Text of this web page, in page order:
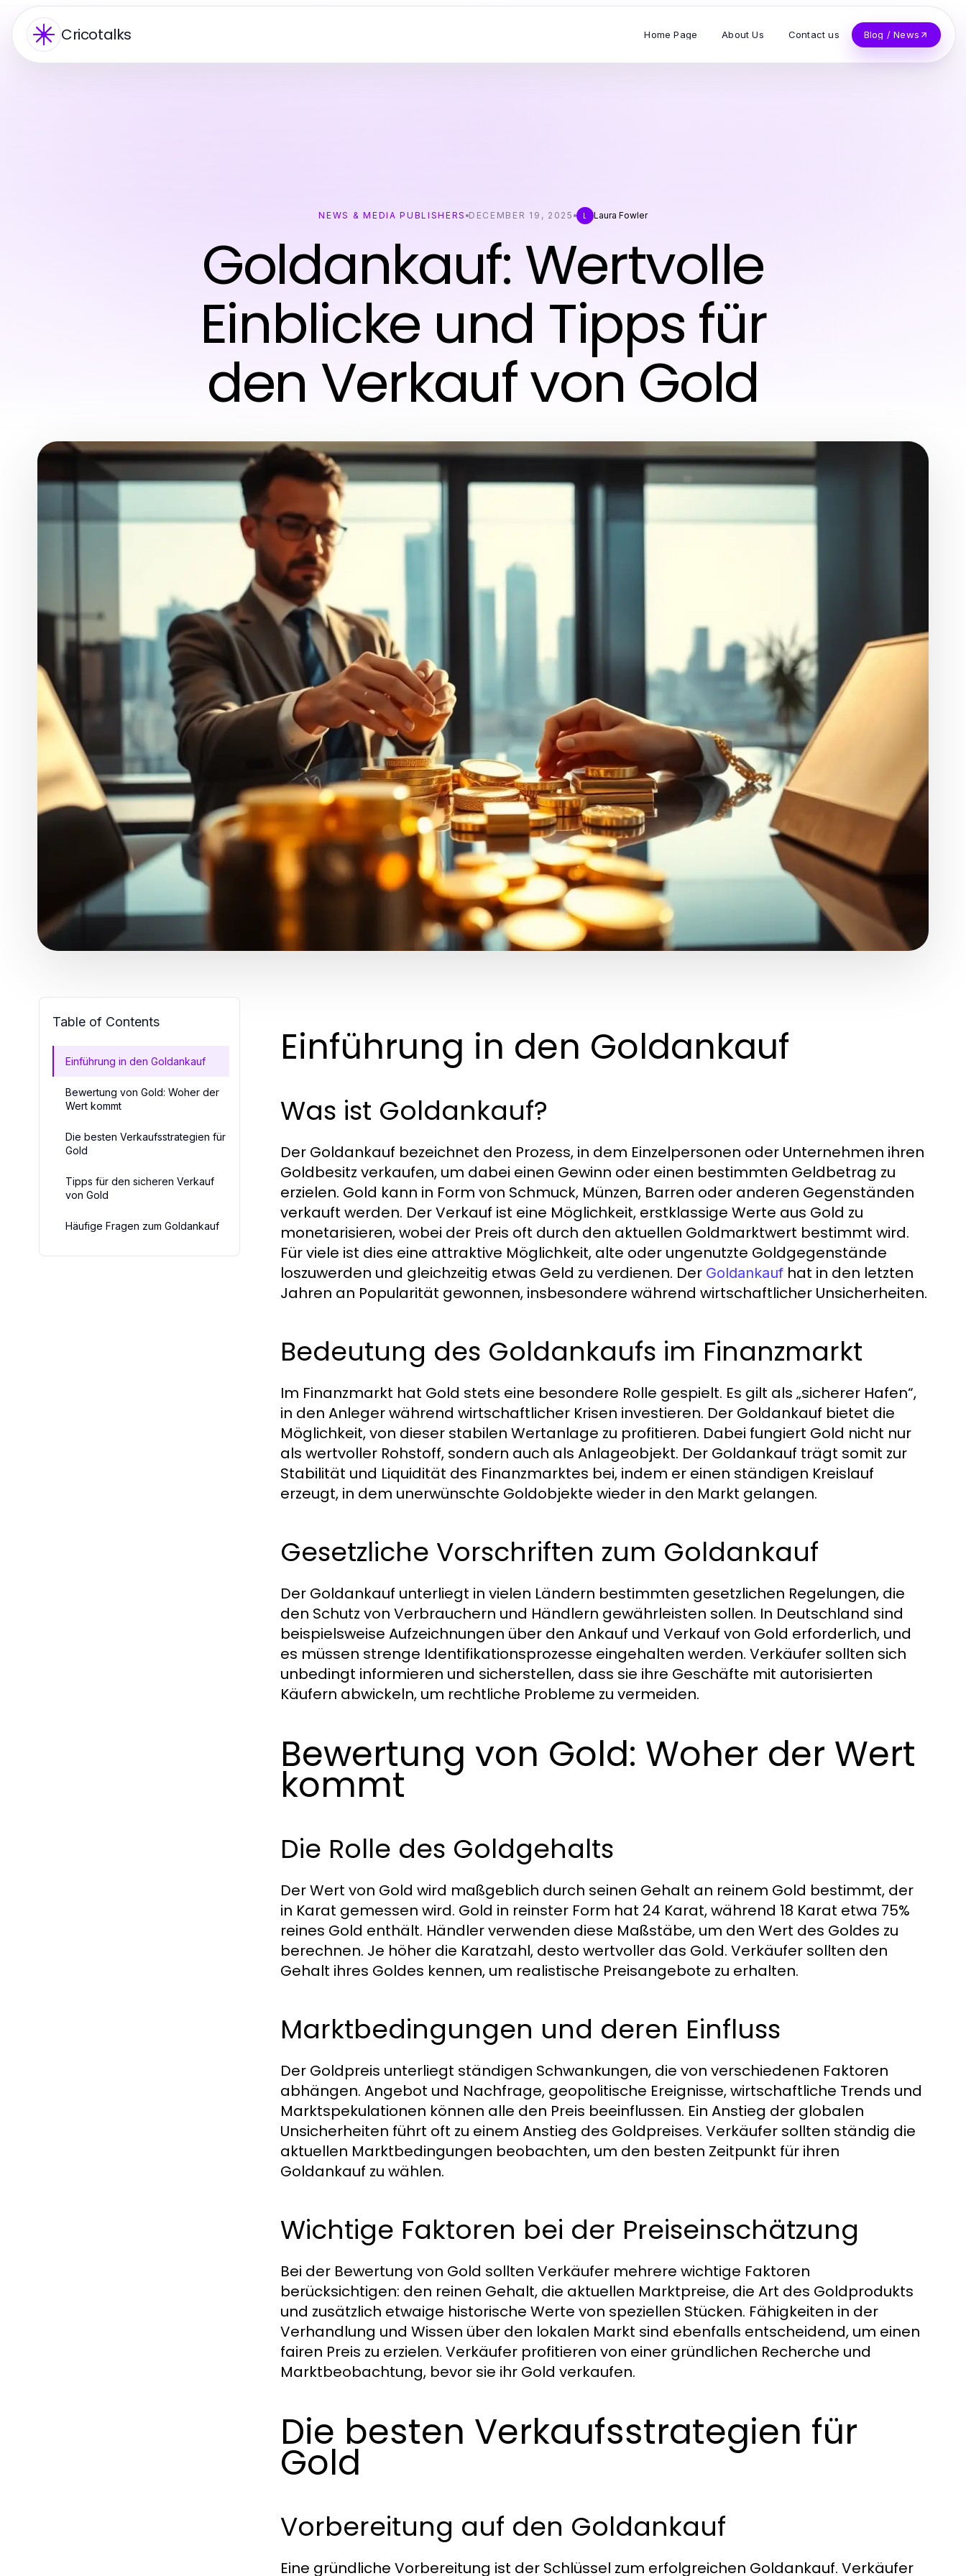
Cricotalks Home Page About Us Contact us Blog / News
NEWS & MEDIA PUBLISHERS DECEMBER 19, 2025 L Laura Fowler
Goldankauf: Wertvolle
Einblicke und Tipps für
den Verkauf von Gold
Table of Contents
Einführung in den Goldankauf
Bewertung von Gold: Woher der
Wert kommt
Die besten Verkaufsstrategien für
Gold
Tipps für den sicheren Verkauf
von Gold
Häufige Fragen zum Goldankauf
Einführung in den Goldankauf
Was ist Goldankauf?
Der Goldankauf bezeichnet den Prozess, in dem Einzelpersonen oder Unternehmen ihren
Goldbesitz verkaufen, um dabei einen Gewinn oder einen bestimmten Geldbetrag zu
erzielen. Gold kann in Form von Schmuck, Münzen, Barren oder anderen Gegenständen
verkauft werden. Der Verkauf ist eine Möglichkeit, erstklassige Werte aus Gold zu
monetarisieren, wobei der Preis oft durch den aktuellen Goldmarktwert bestimmt wird.
Für viele ist dies eine attraktive Möglichkeit, alte oder ungenutzte Goldgegenstände
loszuwerden und gleichzeitig etwas Geld zu verdienen. Der Goldankauf hat in den letzten
Jahren an Popularität gewonnen, insbesondere während wirtschaftlicher Unsicherheiten.
Bedeutung des Goldankaufs im Finanzmarkt
Im Finanzmarkt hat Gold stets eine besondere Rolle gespielt. Es gilt als „sicherer Hafen“,
in den Anleger während wirtschaftlicher Krisen investieren. Der Goldankauf bietet die
Möglichkeit, von dieser stabilen Wertanlage zu profitieren. Dabei fungiert Gold nicht nur
als wertvoller Rohstoff, sondern auch als Anlageobjekt. Der Goldankauf trägt somit zur
Stabilität und Liquidität des Finanzmarktes bei, indem er einen ständigen Kreislauf
erzeugt, in dem unerwünschte Goldobjekte wieder in den Markt gelangen.
Gesetzliche Vorschriften zum Goldankauf
Der Goldankauf unterliegt in vielen Ländern bestimmten gesetzlichen Regelungen, die
den Schutz von Verbrauchern und Händlern gewährleisten sollen. In Deutschland sind
beispielsweise Aufzeichnungen über den Ankauf und Verkauf von Gold erforderlich, und
es müssen strenge Identifikationsprozesse eingehalten werden. Verkäufer sollten sich
unbedingt informieren und sicherstellen, dass sie ihre Geschäfte mit autorisierten
Käufern abwickeln, um rechtliche Probleme zu vermeiden.
Bewertung von Gold: Woher der Wert
kommt
Die Rolle des Goldgehalts
Der Wert von Gold wird maßgeblich durch seinen Gehalt an reinem Gold bestimmt, der
in Karat gemessen wird. Gold in reinster Form hat 24 Karat, während 18 Karat etwa 75%
reines Gold enthält. Händler verwenden diese Maßstäbe, um den Wert des Goldes zu
berechnen. Je höher die Karatzahl, desto wertvoller das Gold. Verkäufer sollten den
Gehalt ihres Goldes kennen, um realistische Preisangebote zu erhalten.
Marktbedingungen und deren Einfluss
Der Goldpreis unterliegt ständigen Schwankungen, die von verschiedenen Faktoren
abhängen. Angebot und Nachfrage, geopolitische Ereignisse, wirtschaftliche Trends und
Marktspekulationen können alle den Preis beeinflussen. Ein Anstieg der globalen
Unsicherheiten führt oft zu einem Anstieg des Goldpreises. Verkäufer sollten ständig die
aktuellen Marktbedingungen beobachten, um den besten Zeitpunkt für ihren
Goldankauf zu wählen.
Wichtige Faktoren bei der Preiseinschätzung
Bei der Bewertung von Gold sollten Verkäufer mehrere wichtige Faktoren
berücksichtigen: den reinen Gehalt, die aktuellen Marktpreise, die Art des Goldprodukts
und zusätzlich etwaige historische Werte von speziellen Stücken. Fähigkeiten in der
Verhandlung und Wissen über den lokalen Markt sind ebenfalls entscheidend, um einen
fairen Preis zu erzielen. Verkäufer profitieren von einer gründlichen Recherche und
Marktbeobachtung, bevor sie ihr Gold verkaufen.
Die besten Verkaufsstrategien für
Gold
Vorbereitung auf den Goldankauf
Eine gründliche Vorbereitung ist der Schlüssel zum erfolgreichen Goldankauf. Verkäufer